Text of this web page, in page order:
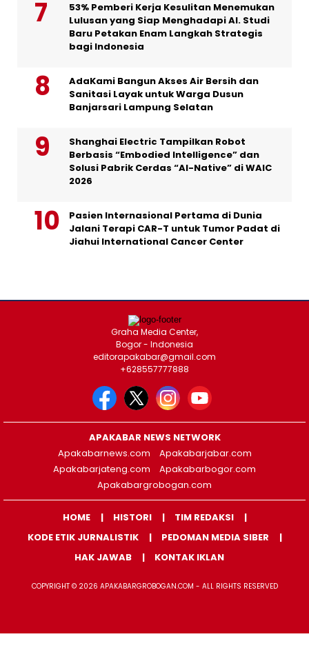
53% Pemberi Kerja Kesulitan Menemukan
Lulusan yang Siap Menghadapi AI. Studi
Baru Petakan Enam Langkah Strategis
bagi Indonesia
AdaKami Bangun Akses Air Bersih dan
Sanitasi Layak untuk Warga Dusun
Banjarsari Lampung Selatan
Shanghai Electric Tampilkan Robot
Berbasis “Embodied Intelligence” dan
Solusi Pabrik Cerdas “AI-Native” di WAIC
2026
Pasien Internasional Pertama di Dunia
Jalani Terapi CAR-T untuk Tumor Padat di
Jiahui International Cancer Center
Graha Media Center,
Bogor - Indonesia
editorapakabar@gmail.com
+628557777888
APAKABAR NEWS NETWORK
Apakabarnews.com
Apakabarjabar.com
Apakabarjateng.com
Apakabarbogor.com
Apakabargrobogan.com
HOME HISTORI
TIM REDAKSI
KODE ETIK JURNALISTIK
PEDOMAN MEDIA SIBER
HAK JAWAB
KONTAK IKLAN
COPYRIGHT © 2026 APAKABARGROBOGAN.COM - ALL RIGHTS RESERVED